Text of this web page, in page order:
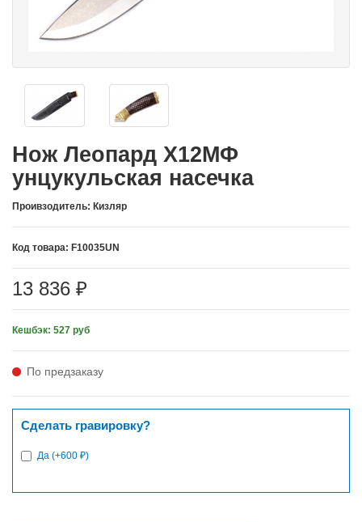
Нож Леопард Х12МФ
унцукульская насечка
Проивзодитель: Кизляр
Код товара: F10035UN
13 836 ₽
Кешбэк: 527 руб
По предзаказу
Сделать гравировку?
Да (+600 ₽)